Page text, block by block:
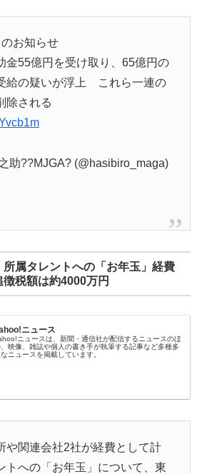
お知らせ
金55億円を受け取り、65億円の
給の疑いが浮上 これら一連の
除される
助??MJGA? (@hasibiro_maga)
属タレントへの「お年玉」経費
税額は約4000万円
ニュース
ニュースは、新聞・通信社が配信するニュースのほ
映像、雑誌や個人の書き手が執筆する記事など多種多
ニュースを掲載しています。
や関連会社2社が経費として計
トへの「お年玉」について、東